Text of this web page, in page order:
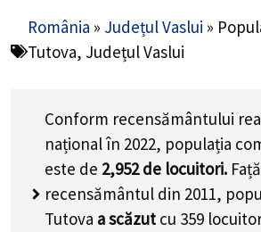
România » Județul Vaslui »
Tutova, Județul Vaslui
Conform recensământului
național în 2022, populația
este de 2,952de locuitori.
recensământul din 2011,
Tutova a scăzut cu 359